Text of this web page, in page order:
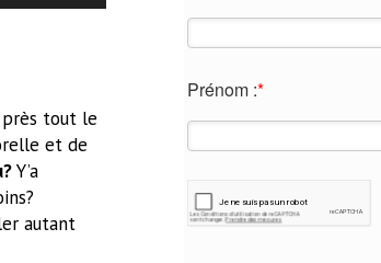
augmenter
près tout le
et de
Y’a
autant
Prénom :*